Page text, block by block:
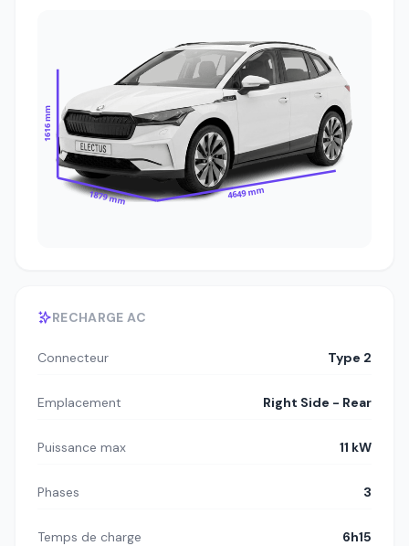
1616 mm
1879 mm 4649 mm
RECHARGE AC
Connecteur Type 2
Emplacement Right Side - Rear
Puissance max 11 kW
Phases 3
Temps de charge 6h15